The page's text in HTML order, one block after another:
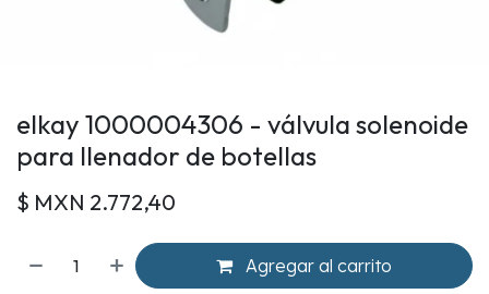
elkay 1000004306 - válvula solenoide
para llenador de botellas
$ MXN 2.772,40
Agregar al carrito